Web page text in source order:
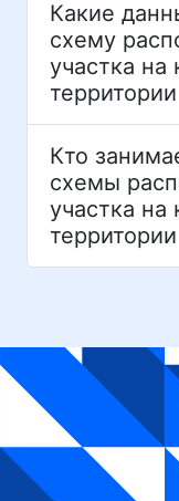
Какие
схему
участка на
Кто
схемы
участка на